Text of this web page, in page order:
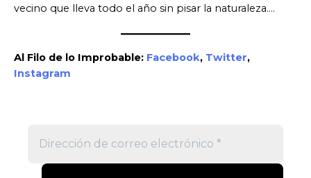
vecino que lleva todo el año sin pisar la naturaleza….
Al Filo de lo Improbable: Facebook, Twitter,
Instagram